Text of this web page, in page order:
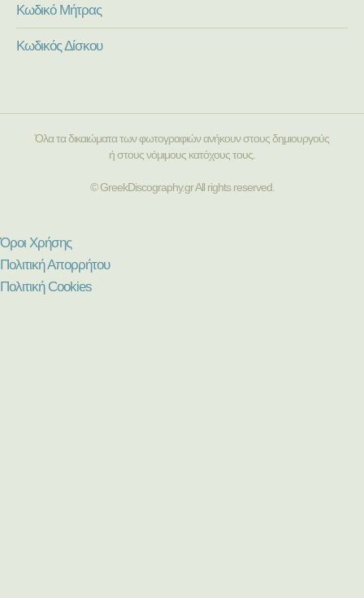
Κωδικό Μήτρας
Κωδικός Δίσκου
Όλα τα δικαιώματα των φωτογραφιών ανήκουν στους δημιουργούς
ή στους νόμιμους κατόχους τους.
© GreekDiscography.gr All rights reserved.
Όροι Χρήσης
Πολιτική Απορρήτου
Πολιτική Cookies